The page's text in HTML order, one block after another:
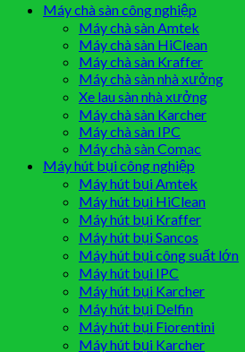
Máy chà sàn công nghiệp
Máy chà sàn Amtek
Máy chà sàn HiClean
Máy chà sàn Kraffer
Máy chà sàn nhà xưởng
Xe lau sàn nhà xưởng
Máy chà sàn Karcher
Máy chà sàn IPC
Máy chà sàn Comac
Máy hút bụi công nghiệp
Máy hút bụi Amtek
Máy hút bụi HiClean
Máy hút bụi Kraffer
Máy hút bụi Sancos
Máy hút bụi công suất lớn
Máy hút bụi IPC
Máy hút bụi Karcher
Máy hút bụi Delfin
Máy hút bụi Fiorentini
Máy hút bụi Karcher